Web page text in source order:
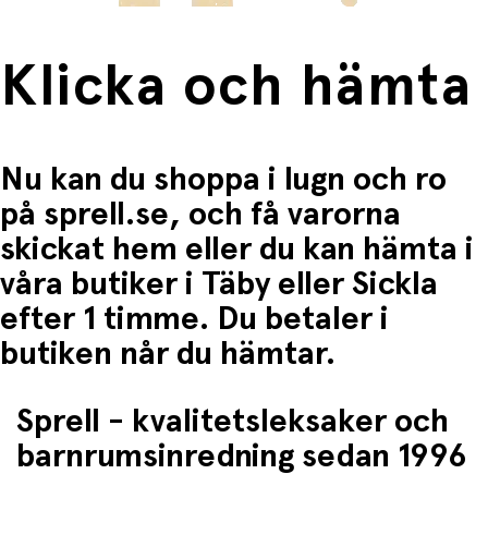
Klicka och hämta
Nu kan du shoppa i lugn och ro
på sprell.se, och få varorna
skickat hem eller du kan hämta i
våra butiker i Täby eller Sickla
efter 1 timme. Du betaler i
butiken når du hämtar.
Sprell - kvalitetsleksaker och
barnrumsinredning sedan 1996